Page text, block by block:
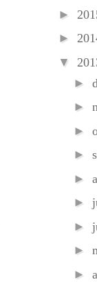
►
►
▼
►
►
►
►
►
►
►
►
►